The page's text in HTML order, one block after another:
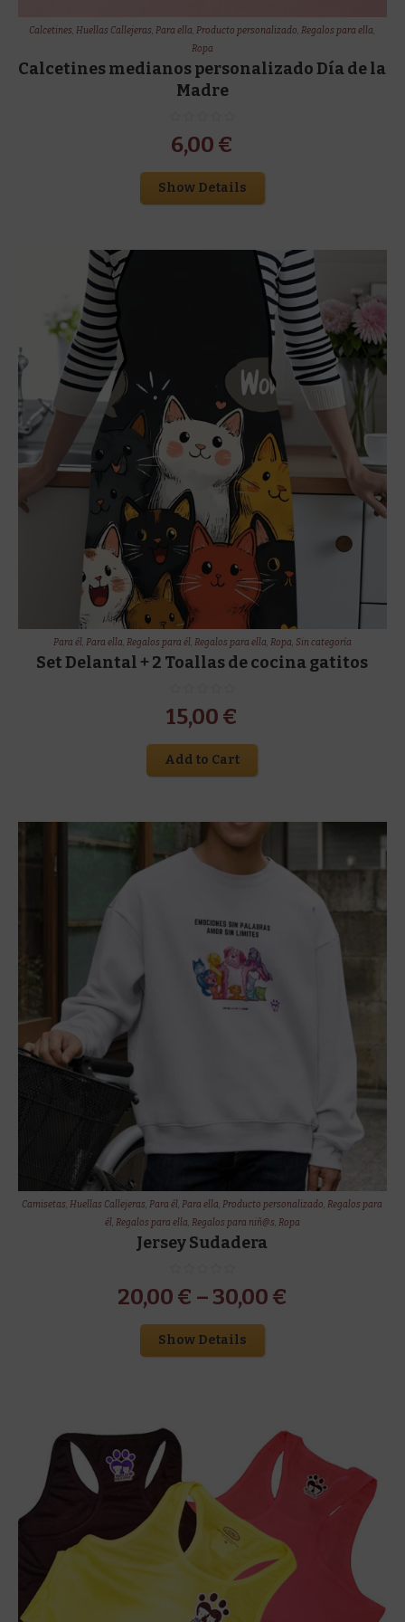
Calcetines,Huellas Callejeras,Para ella,Producto personalizado,Regalos para ella,
Ropa
Calcetines medianos personalizado Día de la
Madre
6,00 €
Show Details
Para él, Para ella, Regalos para él, Regalos para ella, Ropa, Sin categoría
Set Delantal + 2 Toallas de cocina gatitos
15,00 €
Add to Cart
Camisetas,Huellas Callejeras,Para él,Para ella,Producto personalizado,Regalos para
él, Regalos para ella, Regalos para niñ@s, Ropa
Jersey Sudadera
20,00 € –30,00 €
Show Details